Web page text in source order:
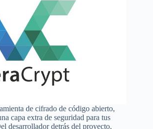
de cifrado de código abierto,
capa extra de seguridad para tus
desarrollador detrás del proyecto,